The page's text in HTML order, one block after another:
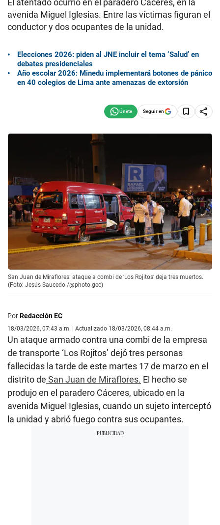
El atentado ocurrió en el paradero Cáceres, en la
avenida Miguel Iglesias. Entre las víctimas figuran el
conductor y dos ocupantes de la unidad.
Elecciones 2026: piden al JNE incluir el tema ‘Salud’ en
debates presidenciales
Año escolar 2026: Minedu implementará botones de pánico
en 40 colegios de Lima ante amenazas de extorsión
Seguir en
San Juan de Miraflores: ataque a combi de ‘Los Rojitos’ deja tres muertos.
(Foto: Jesús Saucedo /@photo.gec)
PorRedacción EC
18/03/2026, 07:43 a.m. | Actualizado 18/03/2026, 08:44 a.m.
Un ataque armado contra una combi de la empresa
de transporte ‘Los Rojitos’ dejó tres personas
fallecidas la tarde de este martes 17 de marzo en el
distrito de San Juan de Miraflores. El hecho se
produjo en el paradero Cáceres, ubicado en la
avenida Miguel Iglesias, cuando un sujeto interceptó
la unidad y abrió fuego contra sus ocupantes.